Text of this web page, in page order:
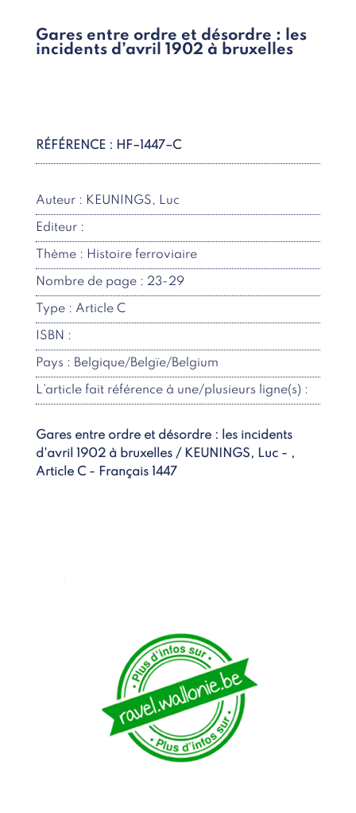
Gares entre ordre et désordre : les
incidents d’avril 1902 à bruxelles
RÉFÉRENCE : HF–1447–C
Auteur : KEUNINGS, Luc
Editeur :
Thème : Histoire ferroviaire
Nombre de page : 23-29
Type : Article C
ISBN :
Pays : Belgique/Belgïe/Belgium
L’article fait référence à une/plusieurs ligne(s) :
Gares entre ordre et désordre : les incidents
d'avril 1902 à bruxelles / KEUNINGS, Luc - ,
Article C - Français 1447